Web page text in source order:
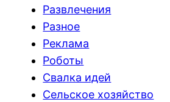
Развлечения
Разное
Реклама
Роботы
Свалка идей
Сельское хозяйство